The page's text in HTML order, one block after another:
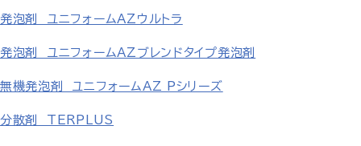
発泡剤 ユニフォームAZウルトラ
発泡剤 ユニフォームAZブレンドタイプ発泡剤
無機発泡剤 ユニフォームAZ Pシリーズ
分散剤 TERPLUS